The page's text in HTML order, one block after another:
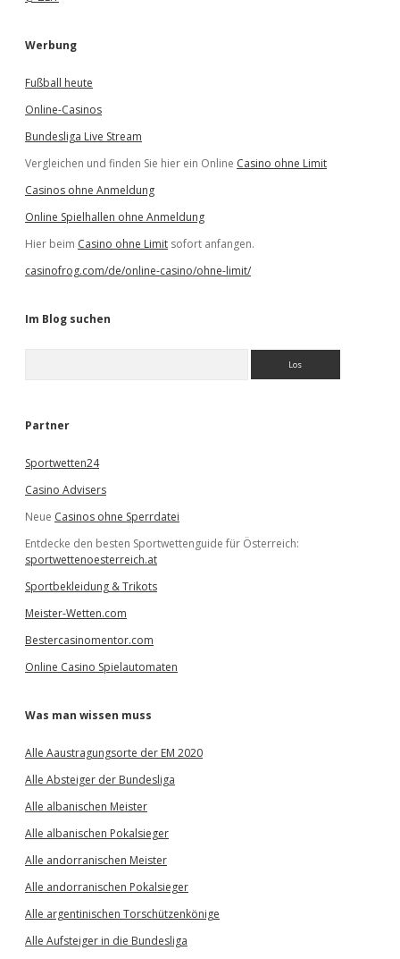
Werbung
Fußball heute
Online-Casinos
Bundesliga Live Stream
Vergleichen und finden Sie hier ein Online Casino ohne Limit
Casinos ohne Anmeldung
Online Spielhallen ohne Anmeldung
Hier beim Casino ohne Limit sofort anfangen.
casinofrog.com/de/online-casino/ohne-limit/
Im Blog suchen
e
Partner
Sportwetten24
Casino Advisers
Neue Casinos ohne Sperrdatei
Entdecke den besten Sportwettenguide für Österreich:
sportwettenoesterreich.at
Sportbekleidung & Trikots
Meister-Wetten.com
Bestercasinomentor.com
Online Casino Spielautomaten
Was man wissen muss
Alle Aaustragungsorte der EM 2020
Alle Absteiger der Bundesliga
Alle albanischen Meister
Alle albanischen Pokalsieger
Alle andorranischen Meister
Alle andorranischen Pokalsieger
Alle argentinischen Torschützenkönige
Alle Aufsteiger in die Bundesliga